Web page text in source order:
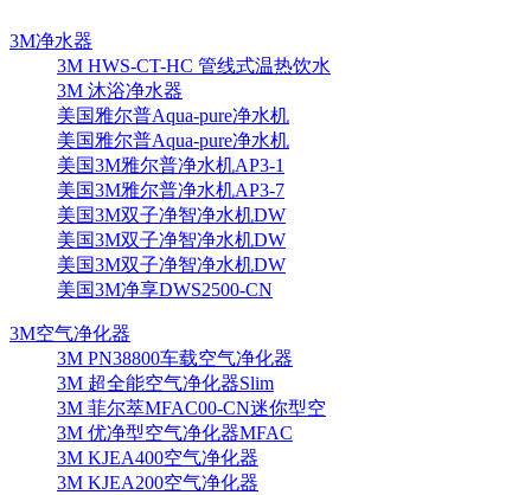
3M净水器
3M HWS-CT-HC 管线式温热饮水
3M 沐浴净水器
美国雅尔普Aqua-pure净水机
美国雅尔普Aqua-pure净水机
美国3M雅尔普净水机AP3-1
美国3M雅尔普净水机AP3-7
美国3M双子净智净水机DW
美国3M双子净智净水机DW
美国3M双子净智净水机DW
美国3M净享DWS2500-CN
3M空气净化器
3M PN38800车载空气净化器
3M 超全能空气净化器Slim
3M 菲尔萃MFAC00-CN迷你型空
3M 优净型空气净化器MFAC
3M KJEA400空气净化器
3M KJEA200空气净化器